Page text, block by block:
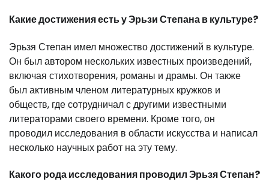
Какие достижения есть у Эрьзи Степана в культуре?
Эрьзя Степан имел множество достижений в культуре.
Он был автором нескольких известных произведений,
включая стихотворения, романы и драмы. Он также
был активным членом литературных кружков и
обществ, где сотрудничал с другими известными
литераторами своего времени. Кроме того, он
проводил исследования в области искусства и написал
несколько научных работ на эту тему.
Какого рода исследования проводил Эрьзя Степан?